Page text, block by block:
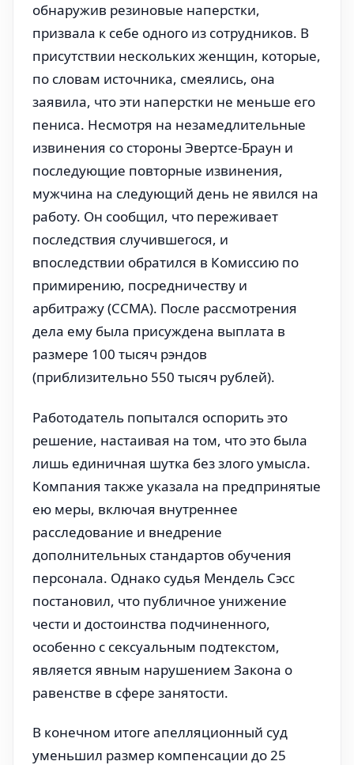
обнаружив резиновые наперстки,
призвала к себе одного из сотрудников. В
присутствии нескольких женщин, которые,
по словам источника, смеялись, она
заявила, что эти наперстки не меньше его
пениса. Несмотря на незамедлительные
извинения со стороны Эвертсе-Браун и
последующие повторные извинения,
мужчина на следующий день не явился на
работу. Он сообщил, что переживает
последствия случившегося, и
впоследствии обратился в Комиссию по
примирению, посредничеству и
арбитражу (CCMA). После рассмотрения
дела ему была присуждена выплата в
размере 100 тысяч рэндов
(приблизительно 550 тысяч рублей).
Работодатель попытался оспорить это
решение, настаивая на том, что это была
лишь единичная шутка без злого умысла.
Компания также указала на предпринятые
ею меры, включая внутреннее
расследование и внедрение
дополнительных стандартов обучения
персонала. Однако судья Мендель Сэсс
постановил, что публичное унижение
чести и достоинства подчиненного,
особенно с сексуальным подтекстом,
является явным нарушением Закона о
равенстве в сфере занятости.
В конечном итоге апелляционный суд
уменьшил размер компенсации до 25